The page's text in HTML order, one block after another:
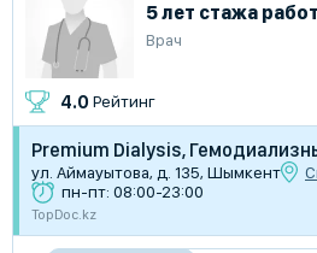
5 лет стажа
Врач
4.0 Рейтинг
Premium Dialysis,
ул. Аймауытова, д. 135, Шымкент
пн-пт: 08:00-23:00
TopDoc.kz